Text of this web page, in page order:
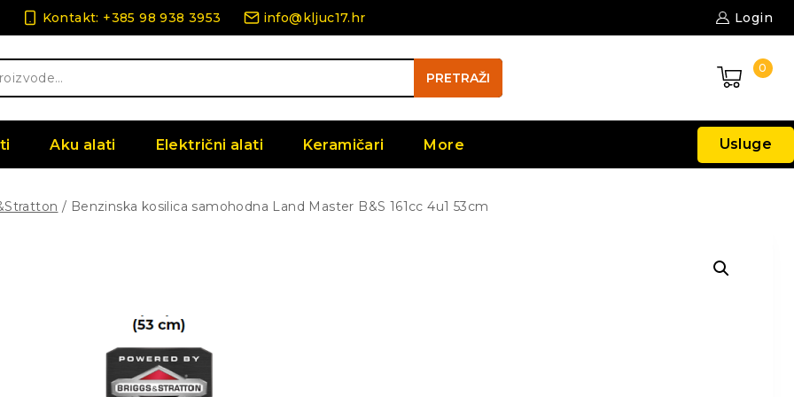
Kontakt: +385 98 938 3953 info@kljuc17.hr Login
PRETRAŽI
0
Aku alati Električni alati Keramičari More Usluge
/ Benzinska kosilica samohodna Land Master B&S 161cc 4u1 53cm